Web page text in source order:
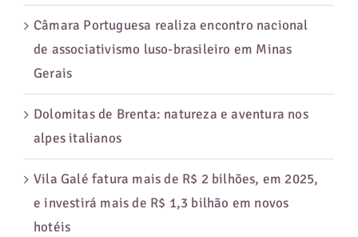
Câmara Portuguesa realiza encontro nacional
de associativismo luso-brasileiro em Minas
Gerais
Dolomitas de Brenta: natureza e aventura nos
alpes italianos
Vila Galé fatura mais de R$ 2 bilhões, em 2025,
e investirá mais de R$ 1,3 bilhão em novos
hotéis